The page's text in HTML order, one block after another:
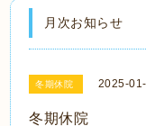
月次お知らせ
冬期休院 2025-
冬期休院